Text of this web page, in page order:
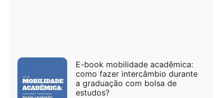
E-book mobilidade acadêmica:
como fazer intercâmbio durante
a graduação com bolsa de
estudos?